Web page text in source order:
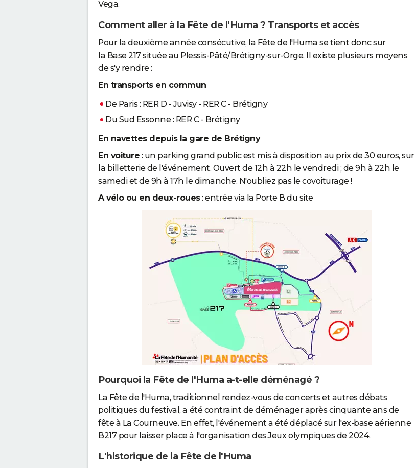
Vega.
Comment aller à la Fête de l'Huma ? Transports et accès
Pour la deuxième année consécutive, la Fête de l'Huma se tient donc sur
la Base 217 située au Plessis-Pâté/Brétigny-sur-Orge. Il existe plusieurs moyens
de s'y rendre :
En transports en commun
De Paris : RER D - Juvisy - RER C - Brétigny
Du Sud Essonne : RER C - Brétigny
En navettes depuis la gare de Brétigny
En voiture : un parking grand public est mis à disposition au prix de 30 euros, sur
la billetterie de l'événement. Ouvert de 12h à 22h le vendredi ; de 9h à 22h le
samedi et de 9h à 17h le dimanche. N'oubliez pas le covoiturage !
A vélo ou en deux-roues: entrée via la Porte B du site
Pourquoi la Fête de l'Huma a-t-elle déménagé ?
La Fête de l'Huma, traditionnel rendez-vous de concerts et autres débats
politiques du festival, a été contraint de déménager après cinquante ans de
fête à La Courneuve. En effet, l'événement a été déplacé sur l'ex-base aérienne
B217 pour laisser place à l'organisation des Jeux olympiques de 2024.
L'historique de la Fête de l'Huma